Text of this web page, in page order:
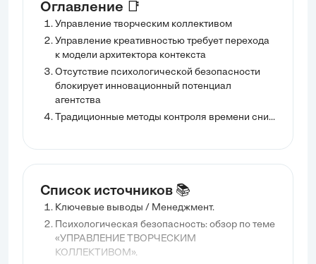
Оглавление 📑
Управление творческим коллективом
Управление креативностью требует перехода
к модели архитектора контекста
Отсутствие психологической безопасности
блокирует инновационный потенциал
агентства
Традиционные методы контроля времени снижают эффективность креативных процессов
Список источников 📚
Ключевые выводы / Менеджмент.
Психологическая безопасность: обзор по теме
«УПРАВЛЕНИЕ ТВОРЧЕСКИМ
КОЛЛЕКТИВОМ».